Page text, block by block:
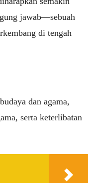
jawab—sebuah
di tengah
dan agama,
serta keterlibatan